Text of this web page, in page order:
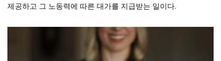
제공하고 그 노동력에 따른 대가를 지급받는 일이다.